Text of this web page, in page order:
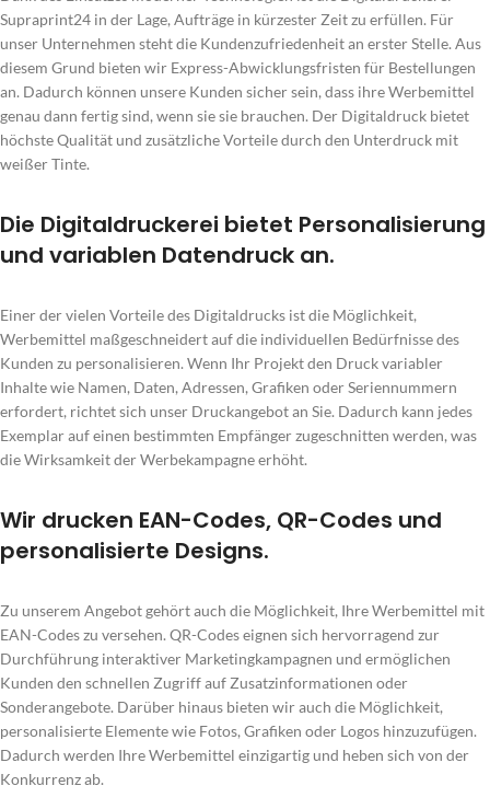
Supraprint24 in der Lage, Aufträge in kürzester Zeit zu erfüllen. Für
unser Unternehmen steht die Kundenzufriedenheit an erster Stelle. Aus
diesem Grund bieten wir Express-Abwicklungsfristen für Bestellungen
an. Dadurch können unsere Kunden sicher sein, dass ihre Werbemittel
genau dann fertig sind, wenn sie sie brauchen. Der Digitaldruck bietet
höchste Qualität und zusätzliche Vorteile durch den Unterdruck mit
weißer Tinte.
Die Digitaldruckerei bietet Personalisierung
und variablen Datendruck an.
Einer der vielen Vorteile des Digitaldrucks ist die Möglichkeit,
Werbemittel maßgeschneidert auf die individuellen Bedürfnisse des
Kunden zu personalisieren. Wenn Ihr Projekt den Druck variabler
Inhalte wie Namen, Daten, Adressen, Grafiken oder Seriennummern
erfordert, richtet sich unser Druckangebot an Sie. Dadurch kann jedes
Exemplar auf einen bestimmten Empfänger zugeschnitten werden, was
die Wirksamkeit der Werbekampagne erhöht.
Wir drucken EAN-Codes, QR-Codes und
personalisierte Designs.
Zu unserem Angebot gehört auch die Möglichkeit, Ihre Werbemittel mit
EAN-Codes zu versehen. QR-Codes eignen sich hervorragend zur
Durchführung interaktiver Marketingkampagnen und ermöglichen
Kunden den schnellen Zugriff auf Zusatzinformationen oder
Sonderangebote. Darüber hinaus bieten wir auch die Möglichkeit,
personalisierte Elemente wie Fotos, Grafiken oder Logos hinzuzufügen.
Dadurch werden Ihre Werbemittel einzigartig und heben sich von der
Konkurrenz ab.